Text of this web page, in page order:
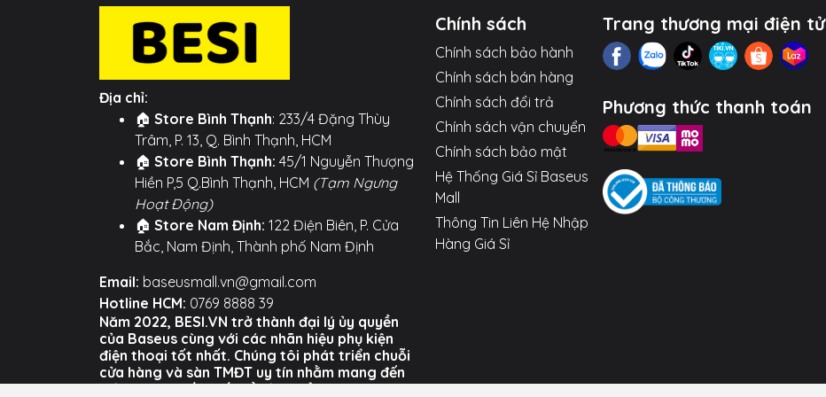
Hai phiên bản đầu vào:
Tùy chọn đầu cắm là USB hoặc Type-C để phù hợp với máy tính của bạn.
Chip xử lý độc lập:
Đảm bảo hiệu suất ổn định và mượt mà khi sử dụng nhiều cổng.
Vừa sang trọng, bền bỉ, vừa giúp tản nhiệt tốt.
Cắm và dùng:Không cần cài đặt driver phức tạp cho hầu hết các hệ điều hành phổ biến (Windows,
macOS, Linux).
Hình ảnh sản phẩm
Địa chỉ:
🏠 Store Bình Thạnh: 233/4 Đặng Thùy
Trâm, P. 13, Q. Bình Thạnh, HCM
🏠 Store Bình Thạnh: 45/1 Nguyễn Thượng
Hiền P,5 Q.Bình Thạnh, HCM (Tạm Ngưng
Hoạt Động)
🏠 Store Nam Định: 122 Điện Biên, P. Cửa
Bắc, Nam Định, Thành phố Nam Định
Email: baseusmall.vn@gmail.com
Hotline HCM: 0769 8888 39
Năm 2022, BESI.VN trở thành đại lý ủy quyền
của Baseus cùng với các nhãn hiệu phụ kiện
điện thoại tốt nhất. Chúng tôi phát triển chuỗi
cửa hàng và sàn TMĐT uy tín nhằm mang đến
trải nghiệm tốt nhất về sản phẩm và dịch vụ
Chính sách
Chính sách bảo hành
Chính sách bán hàng
Chính sách đổi trả
Chính sách vận chuyển
Chính sách bảo mật
Hệ Thống Giá Sỉ Baseus
Mall
Thông Tin Liên Hệ Nhập
Hàng Giá Sỉ
Trang thương mại điện tử
Phương thức thanh toán